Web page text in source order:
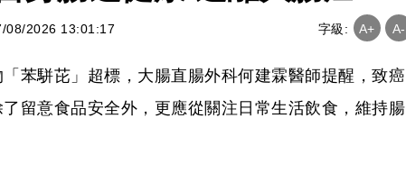
08/2026 13:01:17 字級: A+ A-
苯駢芘」超標，大腸直腸外科何建霖醫師提醒，致癌
留意食品安全外，更應從關注日常生活飲食，維持腸